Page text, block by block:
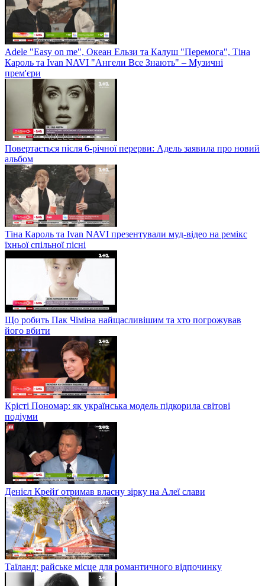
Adele "Easy on me", Океан Ельзи та Калуш "Перемога", Тіна
Кароль та Ivan NAVI "Ангели Все Знають" – Музичні
прем'єри
Повертається після 6-річної перерви: Адель заявила про новий
альбом
Тіна Кароль та Ivan NAVI презентували муд-відео на ремікс
їхньої спільної пісні
Що робить Пак Чіміна найщасливішим та хто погрожував
його вбити
Крісті Пономар: як українська модель підкорила світові
подіуми
Денієл Крейґ отримав власну зірку на Алеї слави
Таїланд: райське місце для романтичного відпочинку